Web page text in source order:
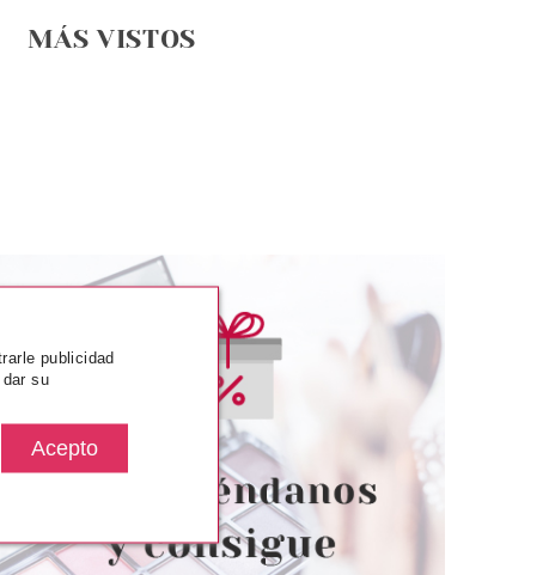
MÁS VISTOS
15 SO
CHIC
ESSENCE MASCARA CEJAS
MAKE ME BROW 02 BROWNY
Pvr 3.19€
-20%
desde
publicidad
su